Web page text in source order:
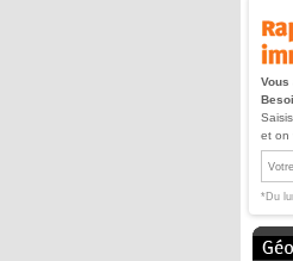
Vous
et on
*Du